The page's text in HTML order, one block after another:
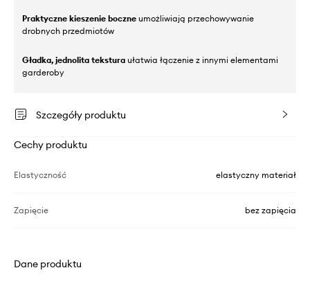
Praktyczne kieszenie boczne umożliwiają przechowywanie
drobnych przedmiotów
Gładka, jednolita tekstura ułatwia łączenie z innymi elementami
garderoby
Szczegóły produktu
Cechy produktu
Elastyczność elastyczny materiał
Zapięcie bez zapięcia
Dane produktu